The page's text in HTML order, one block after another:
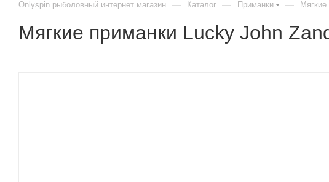
Onlyspin рыболовный интернет магазин — Каталог — Приманки —
Мягкие приманки Lucky John